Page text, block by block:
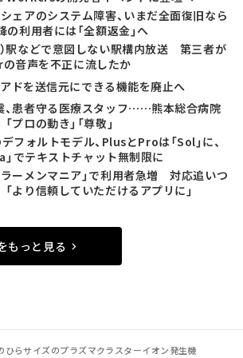
シェアのシステム障害、いまだ全面復旧なら
利用者には「全額返金」へ
）駅などで意図しない駅構内放送 第三者が
音声を不正に流したか
ドを送信元にできる機能を廃止へ
、患者守る医療スタッフ……熊本総合病院
ロの動き」「尊敬」
フォルトモデル、PlusとProは「Sol」に、
」でテキストチャット無制限に
ラーメンマニア」で利用者急増 対応追いつ
より信頼していただけるアプリに」
もっと見る
ひらサイズのプラズマクラスターイオン発生機